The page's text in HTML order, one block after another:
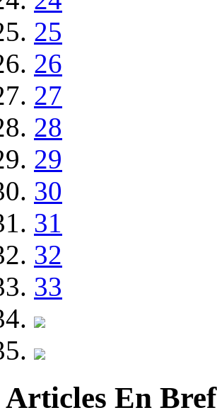
25
26
27
28
29
30
31
32
33
Articles En Bref